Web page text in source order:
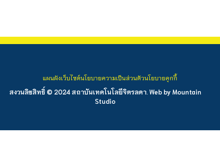
สงวนลิขสิทธิ์ © 2024 สถาบันเทคโนโลยีจิตรลดา. Web by Mountain
Studio
แผนผังเว็บไซต์นโยบายความเป็นส่วนตัวนโยบายคุกกี้